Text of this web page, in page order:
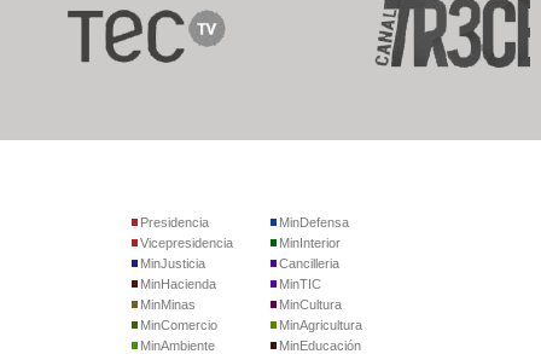
Presidencia
Vicepresidencia
MinJusticia
MinDefensa
MinInterior
Cancilleria
MinHacienda
MinMinas
MinComercio
MinTIC
MinCultura
MinAgricultura
MinAmbiente
MinEducación